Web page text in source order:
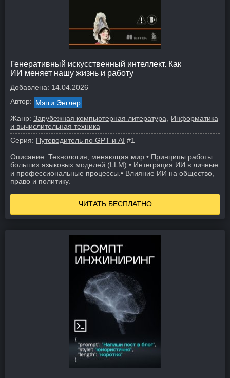
Генеративный искусственный интеллект. Как
ИИ меняет нашу жизнь и работу
Добавлена: 14.04.2026
Автор: Мэгги Энглер
Жанр: Зарубежная компьютерная литература
Информатика
и вычислительная техника
Серия: Путеводитель по GPT и AI #1
Описание: Технология, меняющая мир:• Принципы работы
больших языковых моделей (LLM). • Интеграция ИИ в личные
и профессиональные процессы. • Влияние ИИ на общество,
право и политику.
ЧИТАТЬ БЕСПЛАТНО